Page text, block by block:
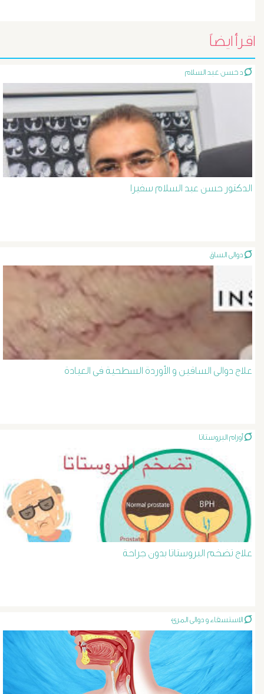
التداخلية
الاستسقاء
و
دوالى
المرئ
الغسيل
الكلوى
بالون
حسن
عبد
السلام
دوالى
الرحم
و
اقرأ ايضاً
الدكتور حسن عبد السلام سفيرا
علاج دوالى الساقين و الأوردة السطحية فى العيادة
أورام البروستاتا
علاج تضخم البروستاتا بدون جراحة